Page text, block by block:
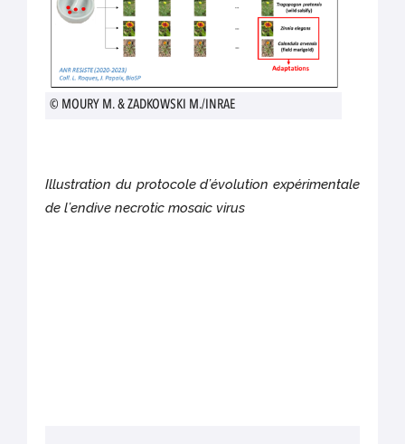
© MOURY M. & ZADKOWSKI M./INRAE
Illustration du protocole d’évolution expérimentale
de l’endive necrotic mosaic virus